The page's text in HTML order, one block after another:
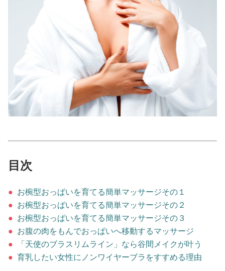
ココロ/カラダ
グルメ
カルチャー/エンタメ
ゲーム
目次
● お椀型おっぱいを育てる簡単マッサージその１
● お椀型おっぱいを育てる簡単マッサージその２
● お椀型おっぱいを育てる簡単マッサージその３
● お腹の肉をもんでおっぱいへ移動するマッサージ
●
「天使のブラスリムライン」なら谷間メイクが叶う
● 育乳したい女性にノンワイヤーブラをすすめる理由